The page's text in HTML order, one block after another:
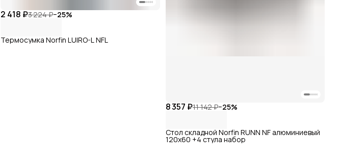
2 418 ₽3 224 ₽−25%
Термосумка Norfin LUIRO-L NFL
8 357 ₽11 142 ₽−25%
Стол складной Norfin RUNN NF алюминиевый
120x60 +4 стула набор